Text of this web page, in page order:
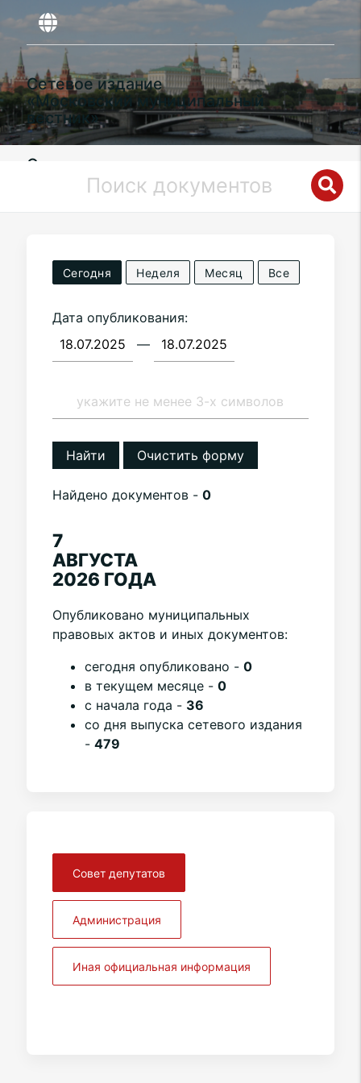
Сетевое издание
«Московский муниципальный
вестник»
Органы местного самоуправления
муниципального округаСтрогино
городе Москве
Сегодня Неделя Месяц Все
Дата опубликования:
—
Найти Очистить форму
Найдено документов - 0
7
АВГУСТА
2026 ГОДА
Опубликовано муниципальных
правовых актов и иных документов:
cегодня опубликовано - 0
в текущем месяце - 0
с начала года - 36
со дня выпуска сетевого издания
- 479
Совет депутатов
Администрация
Иная официальная информация